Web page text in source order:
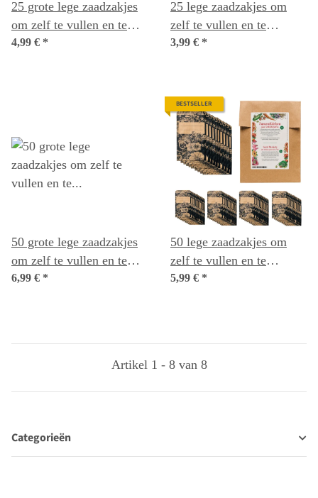
25 grote lege zaadzakjes
om zelf te vullen en te
beschrijven voor zelf
4,99 € *
25 lege zaadzakjes om
zelf te vullen en te
beschrijven van zelf
3,99 € *
50 grote lege zaadzakjes
om zelf te vullen en te
beschrijven voor zelf
6,99 € *
BESTSELLER
50 lege zaadzakjes om
zelf te vullen en te
beschrijven van zelf
5,99 € *
Artikel 1 - 8 van 8
Categorieën